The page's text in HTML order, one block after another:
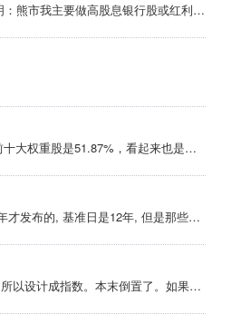
@海阔天空yu > 再次说明：熊市我主要做高股息银行股或红利ETF，牛市我主要做宽基ETF或转债ETF，很少做行业ETF。 海大，牛市你做宽基ETF主要是沪深300或者中证500这种没有明显倾向的标的，还是类似创业板科创板这种有偏向性的
刚才看了一下159201，前十大权重股是51.87%，看起来也是比较集中，不像红利那样分散。
@IOne0 > 不是的, 是25年才发布的, 基准日是12年, 但是那些数据是回测出来的. 这么坑啊。。。我看国证指数官网上显示是2012-12-28发布的。。。。
@ls赌徒 > 就是因为好，所以设计成指数。本末倒置了。如果是从18年开始编制的指数，跑了几年发现年年都不错，才能说明一定问题。 这个指数好像12年就发布了